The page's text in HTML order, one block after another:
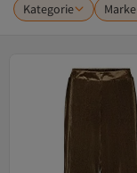
Kategorie Marke